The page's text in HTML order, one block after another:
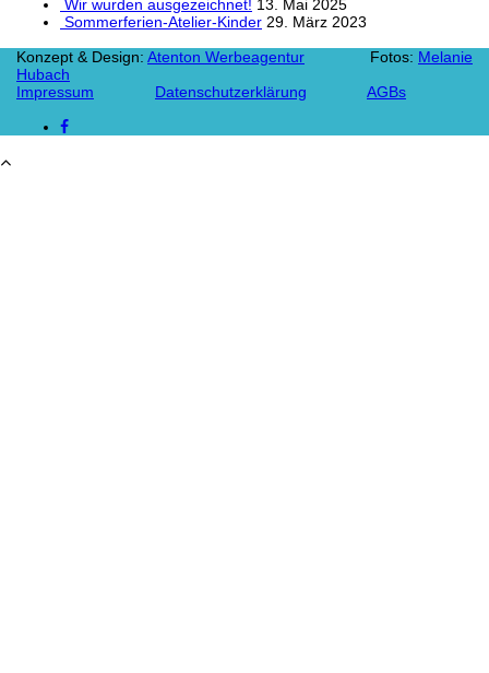
Wir wurden ausgezeichnet! 13. Mai 2025
Sommerferien-Atelier-Kinder 29. März 2023
Konzept & Design: Atenton Werbeagentur Fotos: Melanie
Hubach
Impressum
Datenschutzerklärung AGBs